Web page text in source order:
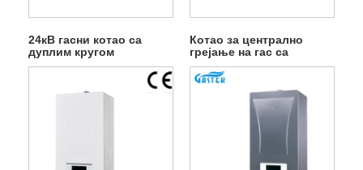
24кВ гасни котао са
дуплим кругом
Котао за централно
грејање на гас са
двоструким кругом